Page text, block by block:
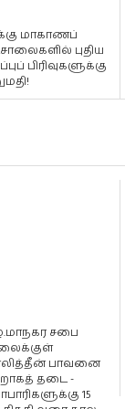
மாகாணப்
புதிய
பிரிவுகளுக்கு
சபை
பாவனை
தடை -
15